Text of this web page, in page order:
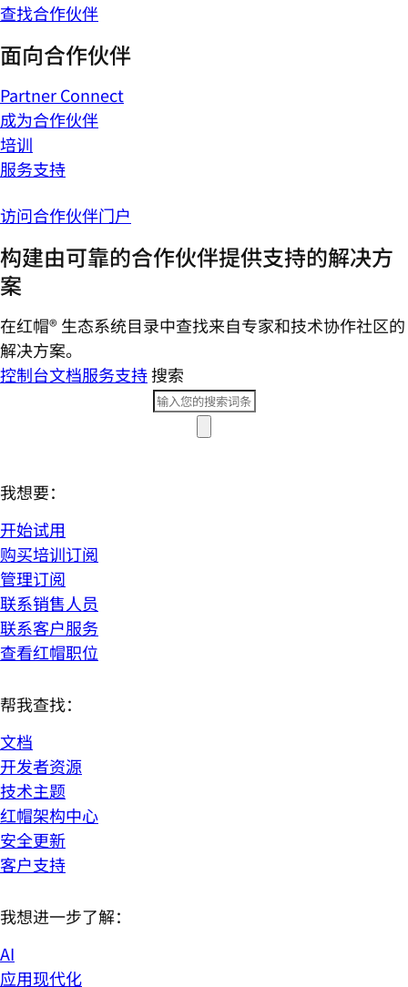
查找合作伙伴
面向合作伙伴
Partner Connect
成为合作伙伴
培训
服务支持
访问合作伙伴门户
构建由可靠的合作伙伴提供支持的解决方
案
在红帽® 生态系统目录中查找来自专家和技术协作社区的
解决方案。
控制台文档服务支持搜索
我想要：
开始试用
购买培训订阅
管理订阅
联系销售人员
联系客户服务
查看红帽职位
帮我查找：
文档
开发者资源
技术主题
红帽架构中心
安全更新
客户支持
我想进一步了解：
AI
应用现代化